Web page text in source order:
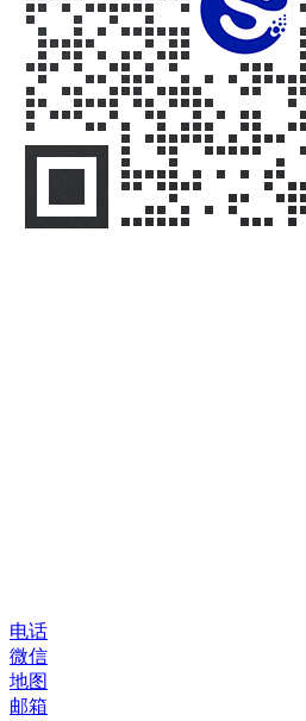
电话
微信
地图
邮箱